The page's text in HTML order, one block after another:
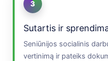
3
Sutartis ir
Seniūnijos socialinis
vertinimą ir pateiks